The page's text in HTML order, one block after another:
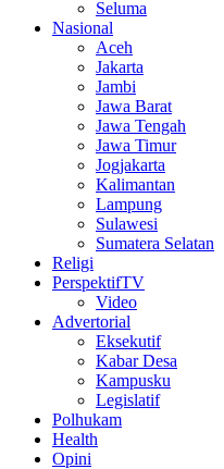
Seluma
Nasional
Aceh
Jakarta
Jambi
Jawa Barat
Jawa Tengah
Jawa Timur
Jogjakarta
Kalimantan
Lampung
Sulawesi
Sumatera Selatan
Religi
PerspektifTV
Video
Advertorial
Eksekutif
Kabar Desa
Kampusku
Legislatif
Polhukam
Health
Opini